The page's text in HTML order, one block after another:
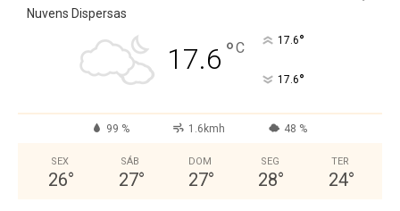
Nuvens Dispersas
17.6 °C 17.6°
17.6°
99 % 1.6kmh 48 %
SEX
26°
SÁB
27°
DOM
27°
SEG
28°
TER
24°